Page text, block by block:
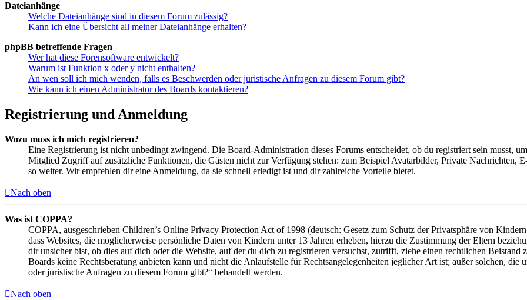
Dateianhänge
Welche Dateianhänge sind in diesem Forum zulässig?
Kann ich eine Übersicht all meiner Dateianhänge erhalten?
phpBB betreffende Fragen
Wer hat diese Forensoftware entwickelt?
Warum ist Funktion x oder y nicht enthalten?
An wen soll ich mich wenden, falls es Beschwerden oder juristische Anfragen zu diesem Forum gibt?
Wie kann ich einen Administrator des Boards kontaktieren?
Registrierung und Anmeldung
Wozu muss ich mich registrieren?
Eine Registrierung ist nicht unbedingt zwingend. Die Board-Administration dieses Forums entscheidet, ob du registriert sein musst,
Mitglied Zugriff auf zusätzliche Funktionen, die Gästen nicht zur Verfügung stehen: zum Beispiel Avatarbilder, Private Nachrichten,
so weiter. Wir empfehlen dir eine Anmeldung, da sie schnell erledigt ist und dir zahlreiche Vorteile bietet.
Nach oben
Was ist COPPA?
COPPA, ausgeschrieben Children’s Online Privacy Protection Act of 1998 (deutsch: Gesetz zum Schutz der Privatsphäre von
dass Websites, die möglicherweise persönliche Daten von Kindern unter 13 Jahren erheben, hierzu die Zustimmung der Eltern
dir unsicher bist, ob dies auf dich oder die Website, auf der du dich zu registrieren versuchst, zutrifft, ziehe einen rechtlichen
Boards keine Rechtsberatung anbieten kann und nicht die Anlaufstelle für Rechtsangelegenheiten jeglicher Art ist; außer solchen,
oder juristische Anfragen zu diesem Forum gibt?“ behandelt werden.
Nach oben